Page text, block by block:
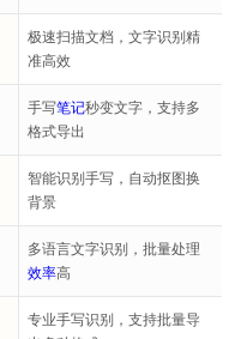
极速扫描文档，文字识别精
准高效
手写笔记秒变文字，支持多
格式导出
智能识别手写，自动抠图换
背景
多语言文字识别，批量处理
效率高
专业手写识别，支持批量导